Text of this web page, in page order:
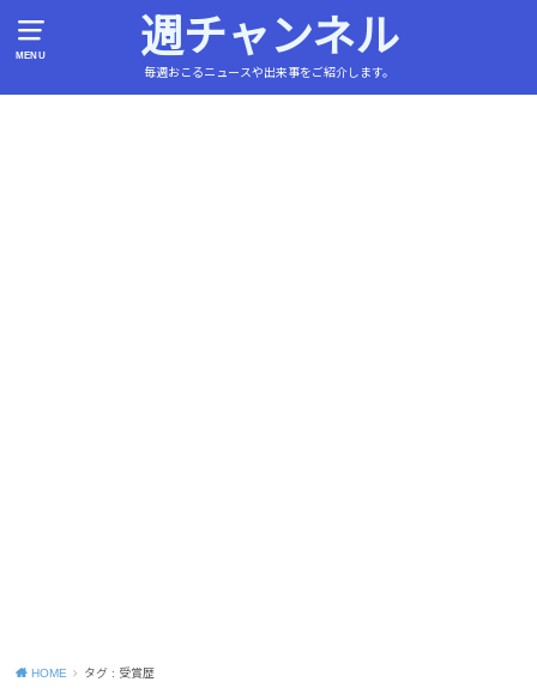
MENU 週チャンネル
毎週おこるニュースや出来事をご紹介します。
HOME タグ : 受賞歴